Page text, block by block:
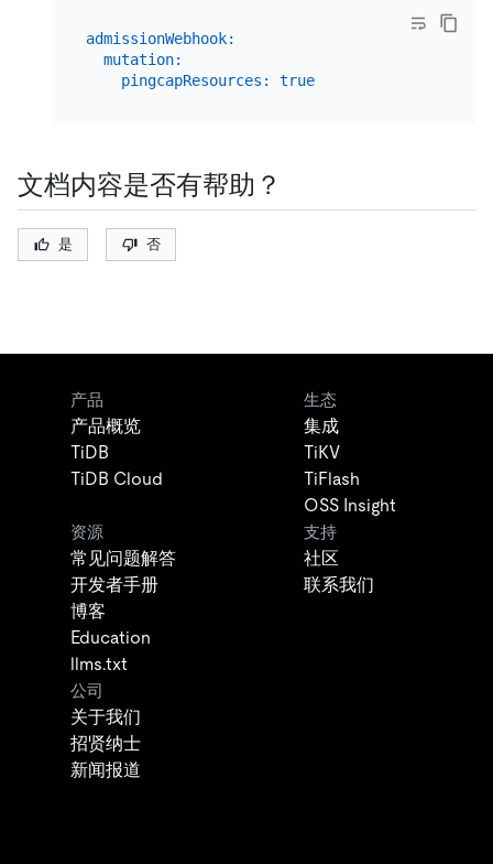
admissionWebhook:
mutation:
pingcapResources:
true
文档内容是否有帮助？
是 否
产品
产品概览
TiDB
TiDB Cloud
生态
集成
TiKV
TiFlash
OSS Insight
资源
常见问题解答
开发者手册
博客
Education
llms.txt
支持
社区
联系我们
公司
关于我们
招贤纳士
新闻报道